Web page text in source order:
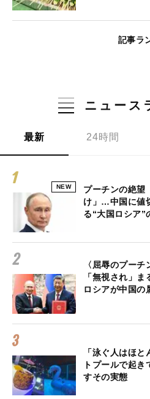
記事ラ
ニュース
最新 24時間
NEW
プーチンの絶望
け」…中国に値
る“大国ロシア”
〈屈辱のプーチ
「無視され」
ロシアが中国の
「泳ぐ人はほ
トプールで起
すその実態